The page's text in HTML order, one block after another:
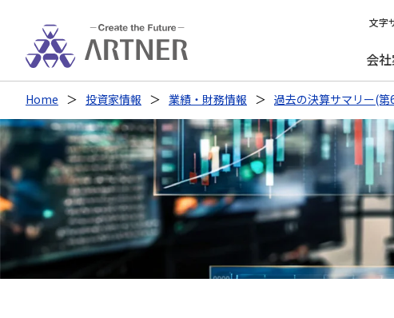
文字
会
Home 投資家情報 業績・財務情報 過去の決算サマリー(